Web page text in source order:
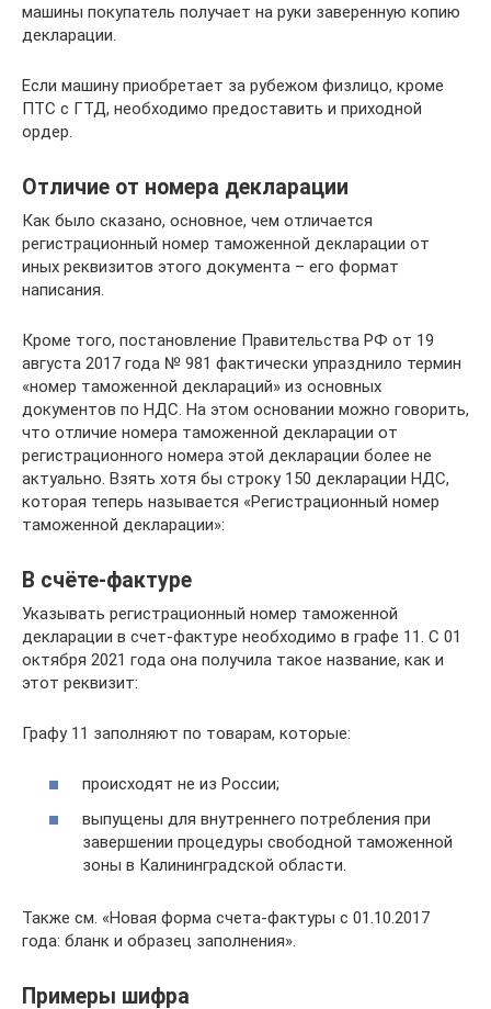
машины покупатель получает на руки заверенную копию
декларации.
Если машину приобретает за рубежом физлицо, кроме
ПТС с ГТД, необходимо предоставить и приходной
ордер.
Отличие от номера декларации
Как было сказано, основное, чем отличается
регистрационный номер таможенной декларации от
иных реквизитов этого документа – его формат
написания.
Кроме того, постановление Правительства РФ от 19
августа 2017 года № 981 фактически упразднило термин
«номер таможенной деклараций» из основных
документов по НДС. На этом основании можно говорить,
что отличие номера таможенной декларации от
регистрационного номера этой декларации более не
актуально. Взять хотя бы строку 150 декларации НДС,
которая теперь называется «Регистрационный номер
таможенной декларации»:
В счёте-фактуре
Указывать регистрационный номер таможенной
декларации в счет-фактуре необходимо в графе 11. С 01
октября 2021 года она получила такое название, как и
этот реквизит:
Графу 11 заполняют по товарам, которые:
происходят не из России;
выпущены для внутреннего потребления при
завершении процедуры свободной таможенной
зоны в Калининградской области.
Также см. «Новая форма счета-фактуры с 01.10.2017
года: бланк и образец заполнения».
Примеры шифра